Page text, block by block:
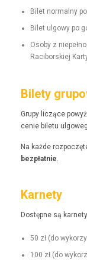
Bilet nor­mal­ny
Bilet ulgo­wy po
Oso­by z
Raci­borskiej
Bilety
Grupy liczące
cenie bile­tu
Na każde
bezpłat­nie.
Karnety
Dostęp­ne są
50 zł (do
100 zł (do